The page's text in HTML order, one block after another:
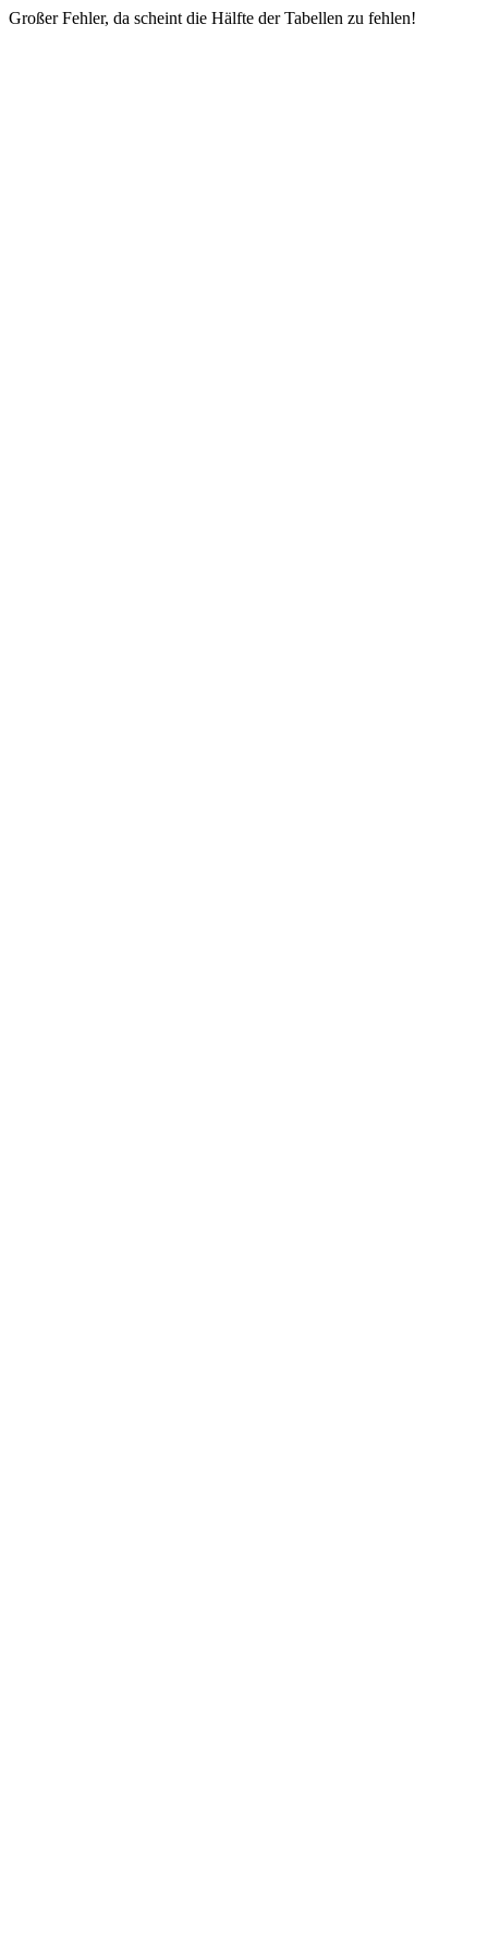
Großer Fehler, da scheint die Hälfte der Tabellen zu fehlen!